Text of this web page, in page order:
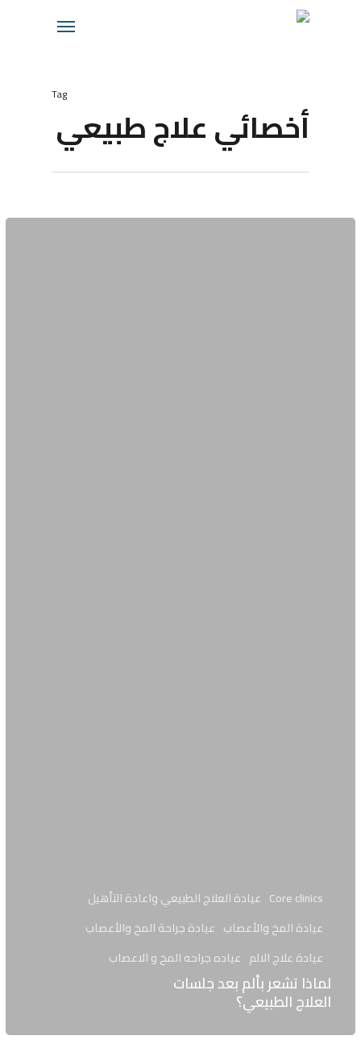
Menu
Tag
أخصائي علاج طبيعي
Core clinics عيادة العلاج الطبيعي واعادة التأهيل
عيادة المخ والأعصاب عيادة جراحة المخ والأعصاب
عيادة علاج الالم عياده جراحه المخ و الاعصاب
لماذا تشعر بألم بعد جلسات
العلاج الطبيعي؟